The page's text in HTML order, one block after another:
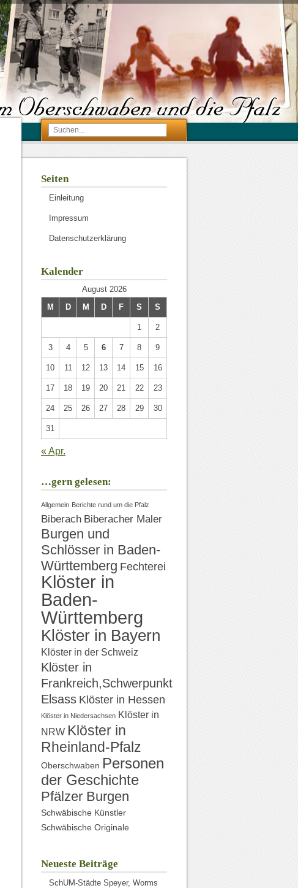
Seiten
Einleitung
Impressum
Datenschutzerklärung
Kalender
August 2026
M
D M D F S S
1 2
3 4 5 6 7 8 9
10 11 12 13 14 15 16
17 18 19 20 21 22 23
24 25 26 27 28 29 30
31
« Apr.
…gern gelesen:
Allgemein Berichte rund um die Pfalz
Biberach Biberacher Maler
Burgen und
Schlösser in Baden-
Württemberg Fechterei
Klöster in
Baden-
Württemberg
Klöster in Bayern
Klöster in der Schweiz
Klöster in
Frankreich,Schwerpunkt
Elsass Klöster in Hessen
Klöster in Niedersachsen Klöster in
NRW Klöster in
Rheinland-Pfalz
Oberschwaben Personen
der Geschichte
Pfälzer Burgen
Schwäbische Künstler
Schwäbische Originale
Neueste Beiträge
SchUM-Städte Speyer, Worms